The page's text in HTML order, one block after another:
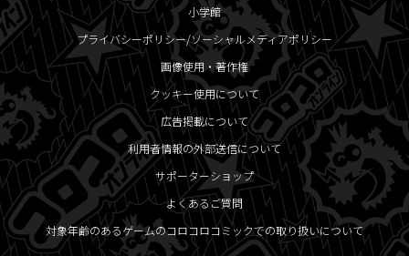
小学館
プライバシーポリシー/ソーシャルメディアポリシー
画像使用・著作権
クッキー使用について
広告掲載について
利用者情報の外部送信について
サポーターショップ
よくあるご質問
対象年齢のあるゲームのコロコロコミックでの取り扱いについて